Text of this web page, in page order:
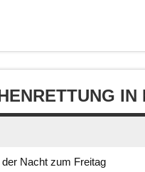
IN
Nacht zum Freitag